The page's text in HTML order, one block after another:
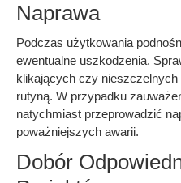
Naprawa
Podczas użytkowania
ewentualne uszkodzenia.
klikających czy nieszczelnych
rutyną. W przypadku
natychmiast przeprowadzić
poważniejszych awarii.
Dobór